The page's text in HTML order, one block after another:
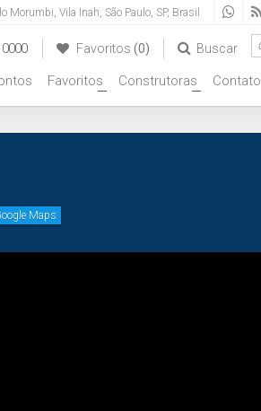
Morumbi, Vila Inah, São Paulo, SP, Brasil
Buscar
Favoritos (0)
Contato
+
Construtoras
+
Favoritos
Maps